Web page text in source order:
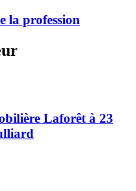
la profession
Laforêt à 23